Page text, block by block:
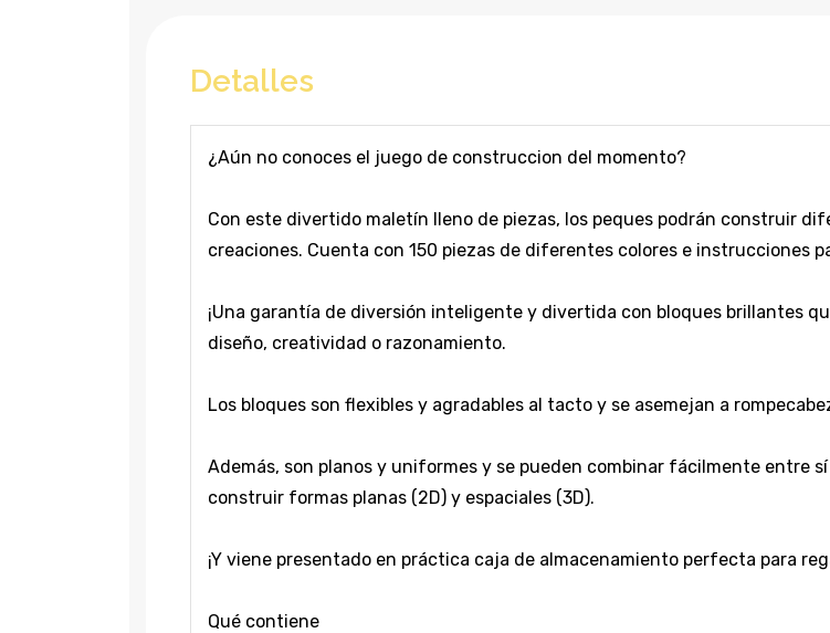
Detalles
¿Aún no conoces el juego de construccion del momento?
Con este divertido maletín lleno de piezas, los peques podrán construir
creaciones. Cuenta con 150 piezas de diferentes colores e instrucciones
¡Una garantía de diversión inteligente y divertida con bloques brillantes
diseño, creatividad o razonamiento.
Los bloques son flexibles y agradables al tacto y se asemejan a
Además, son planos y uniformes y se pueden combinar fácilmente entre
construir formas planas (2D) y espaciales (3D).
¡Y viene presentado en práctica caja de almacenamiento perfecta para
Qué contiene